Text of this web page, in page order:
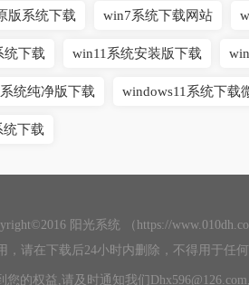
版系统下载 win7系统下载网站
统下载 win11系统安装版下载
统纯净版下载 windows11系统下载
统下载
阳光系统 （https://
请在下载后24小时内删除，不得用于任
您的权益,请及时通知我们